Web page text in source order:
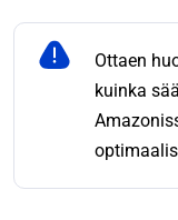
Ottaen
kuinka